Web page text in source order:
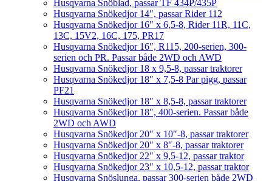
Husqvarna Snöblad, passar TF 434P/435P
Husqvarna Snökedjor 14″, passar Rider 112
Husqvarna Snökedjor 16″ x 6,5-8, Rider 11R, 11C,
13C, 15V2, 16C, 175, PR17
Husqvarna Snökedjor 16″, R115, 200-serien, 300-
serien och PR. Passar både 2WD och AWD
Husqvarna Snökedjor 18 x 9,5-8, passar traktorer
Husqvarna Snökedjor 18″ x 7,5-8 Par pigg, passar
PF21
Husqvarna Snökedjor 18″ x 8,5-8, passar traktorer
Husqvarna Snökedjor 18″, 400-serien. Passar både
2WD och AWD
Husqvarna Snökedjor 20″ x 10″-8, passar traktorer
Husqvarna Snökedjor 20″ x 8″-8, passar traktorer
Husqvarna Snökedjor 22″ x 9,5-12, passar traktor
Husqvarna Snökedjor 23″ x 10,5-12, passar traktor
Husqvarna Snöslunga, passar 300-serien både 2WD